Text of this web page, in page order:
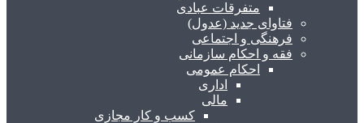
متفرقات عبادی
فتاوای جدید (عدول)
فرهنگی و اجتماعی
فقه و احکام سازمانی
احکام عمومی
اداری
مالی
کسب و کار مجازی